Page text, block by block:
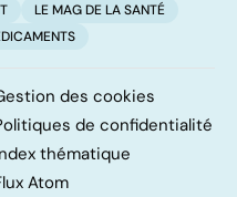
LE MAG DE LA SANTÉ
des cookies
de confidentialité
thématique
Atom